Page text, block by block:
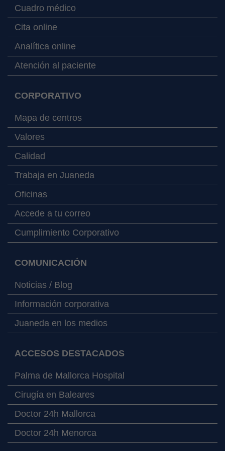
Cuadro médico
Cita online
Analítica online
Atención al paciente
CORPORATIVO
Mapa de centros
Valores
Calidad
Trabaja en Juaneda
Oficinas
Accede a tu correo
Cumplimiento Corporativo
COMUNICACIÓN
Noticias / Blog
Información corporativa
Juaneda en los medios
ACCESOS DESTACADOS
Palma de Mallorca Hospital
Cirugía en Baleares
Doctor 24h Mallorca
Doctor 24h Menorca